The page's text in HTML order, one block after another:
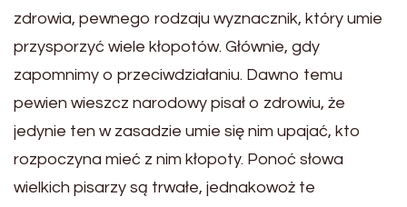
zdrowia, pewnego rodzaju wyznacznik, który umie
przysporzyć wiele kłopotów. Głównie, gdy
zapomnimy o przeciwdziałaniu. Dawno temu
pewien wieszcz narodowy pisał o zdrowiu, że
jedynie ten w zasadzie umie się nim upajać, kto
rozpoczyna mieć z nim kłopoty. Ponoć słowa
wielkich pisarzy są trwałe, jednakowoż te